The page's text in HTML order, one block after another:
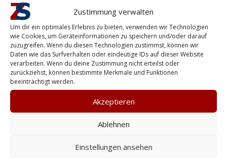
Zustimmung verwalten
Um dir ein optimales Erlebnis zu bieten, verwenden wir Technologien
wie Cookies, um Geräteinformationen zu speichern und/oder darauf
zuzugreifen. Wenn du diesen Technologien zustimmst, können wir
Daten wie das Surfverhalten oder eindeutige IDs auf dieser Website
verarbeiten. Wenn du deine Zustimmung nicht erteilst oder
zurückziehst, können bestimmte Merkmale und Funktionen
beeinträchtigt werden.
Akzeptieren
Ablehnen
Einstellungen ansehen